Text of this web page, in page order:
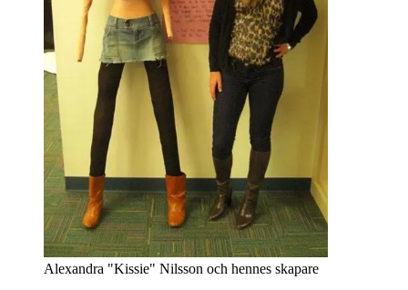
Alexandra "Kissie" Nilsson och hennes skapare